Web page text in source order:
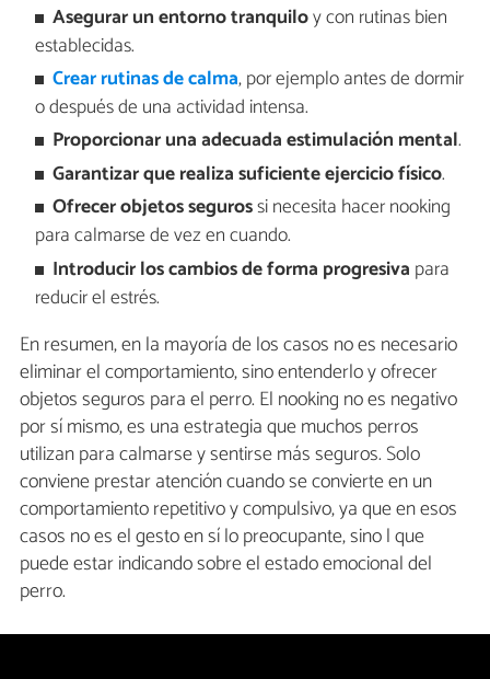
Asegurar un entorno tranquiloy con rutinas bien
establecidas.
Crear rutinas de calma, por ejemplo antes de dormir
o después de una actividad intensa.
Proporcionar una adecuada estimulación mental.
Garantizar que realiza suficiente ejercicio físico.
Ofrecer objetos segurossi necesita hacer nooking
para calmarse de vez en cuando.
Introducir los cambios de forma progresiva para
reducir el estrés.
En resumen, en la mayoría de los casos no es necesario
eliminar el comportamiento, sino entenderlo y ofrecer
objetos seguros para el perro. El nooking no es negativo
por sí mismo, es una estrategia que muchos perros
utilizan para calmarse y sentirse más seguros. Solo
conviene prestar atención cuando se convierte en un
comportamiento repetitivo y compulsivo, ya que en esos
casos no es el gesto en sí lo preocupante, sino l que
puede estar indicando sobre el estado emocional del
perro.